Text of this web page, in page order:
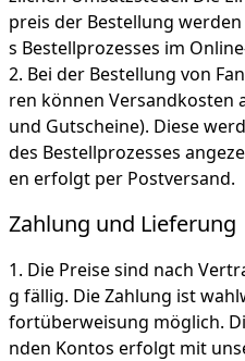
preis der Bestellung
s Bestellprozesses im
Bei der Bestellung von
ren können Versandkosten
und Gutscheine). Diese
des Bestellprozesses
en erfolgt per Postversand.
Zahlung und Lieferung
Die Preise sind nach
g fällig. Die Zahlung ist
fortüberweisung möglich.
nden Kontos erfolgt mit